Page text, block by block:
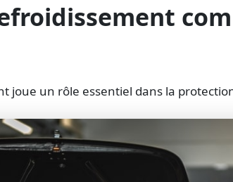
joue un rôle essentiel dans la